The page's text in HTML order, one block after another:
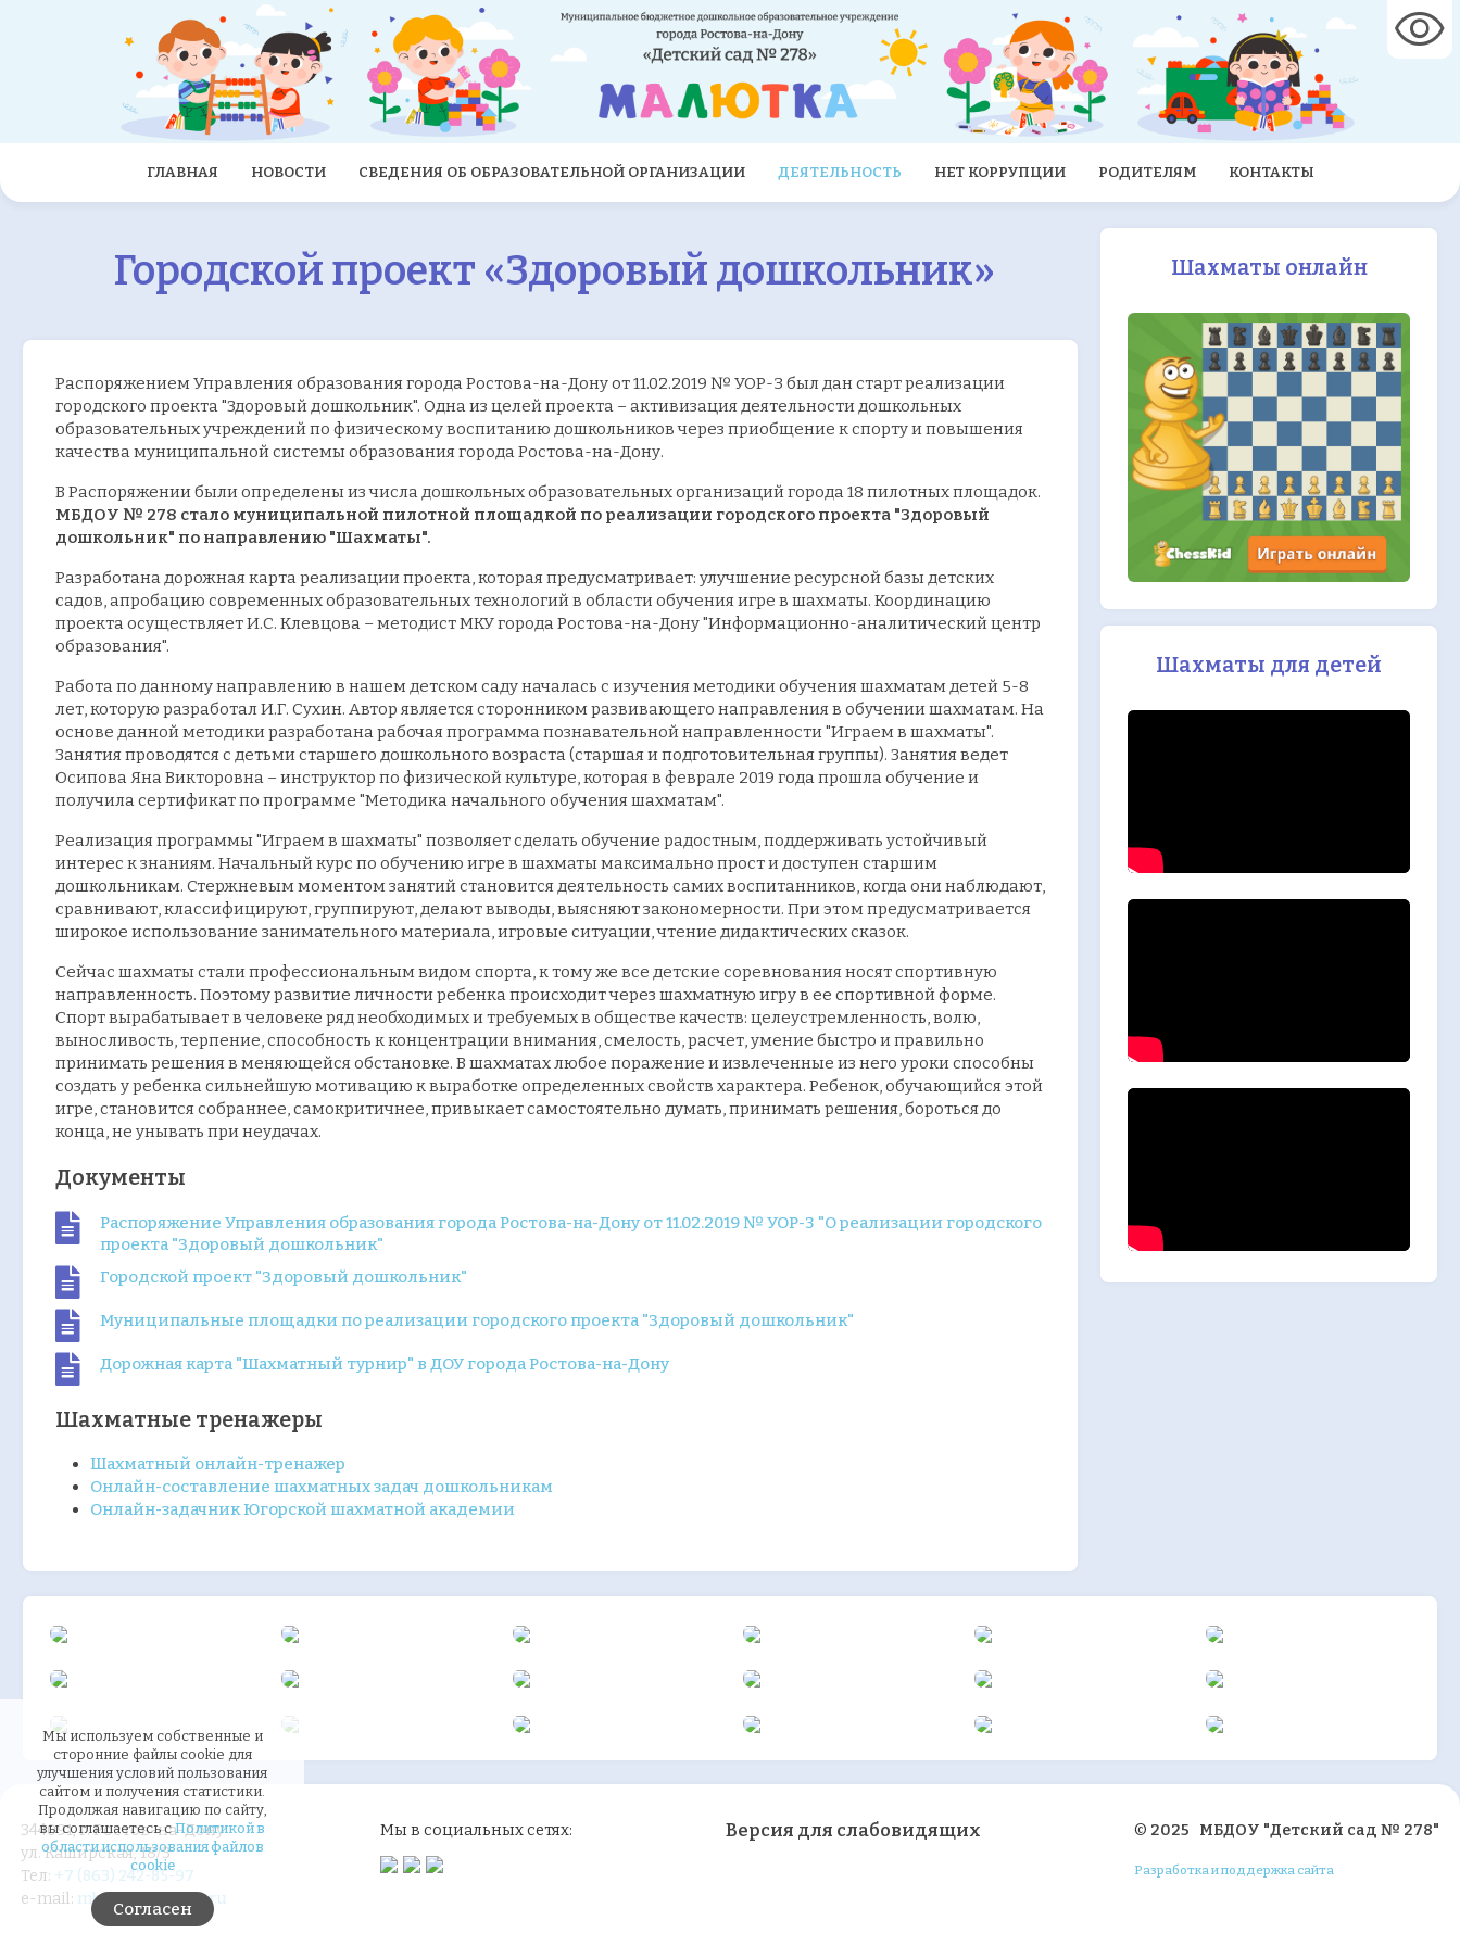
ГЛАВНАЯ НОВОСТИ СВЕДЕНИЯ ОБ ОБРАЗОВАТЕЛЬНОЙ ОРГАНИЗАЦИИ ДЕЯТЕЛЬНОСТЬ НЕТ КОРРУПЦИИ РОДИТЕЛЯМ КОНТАКТЫ
Городской проект «Здоровый дошкольник»
Распоряжением Управления образования города Ростова-на-Дону от 11.02.2019 № УОР-3 был дан старт реализации
городского проекта "Здоровый дошкольник". Одна из целей проекта – активизация деятельности дошкольных
образовательных учреждений по физическому воспитанию дошкольников через приобщение к спорту и повышения
качества муниципальной системы образования города Ростова-на-Дону.
В Распоряжении были определены из числа дошкольных образовательных организаций города 18 пилотных площадок.
МБДОУ № 278 стало муниципальной пилотной площадкой по реализации городского проекта "Здоровый
дошкольник" по направлению "Шахматы".
Разработана дорожная карта реализации проекта, которая предусматривает: улучшение ресурсной базы детских
садов, апробацию современных образовательных технологий в области обучения игре в шахматы. Координацию
проекта осуществляет И.С. Клевцова – методист МКУ города Ростова-на-Дону "Информационно-аналитический центр
образования".
Работа по данному направлению в нашем детском саду началась с изучения методики обучения шахматам детей 5-8
лет, которую разработал И.Г. Сухин. Автор является сторонником развивающего направления в обучении шахматам. На
основе данной методики разработана рабочая программа познавательной направленности "Играем в шахматы".
Занятия проводятся с детьми старшего дошкольного возраста (старшая и подготовительная группы). Занятия ведет
Осипова Яна Викторовна – инструктор по физической культуре, которая в феврале 2019 года прошла обучение и
получила сертификат по программе "Методика начального обучения шахматам".
Реализация программы "Играем в шахматы" позволяет сделать обучение радостным, поддерживать устойчивый
интерес к знаниям. Начальный курс по обучению игре в шахматы максимально прост и доступен старшим
дошкольникам. Стержневым моментом занятий становится деятельность самих воспитанников, когда они наблюдают,
сравнивают, классифицируют, группируют, делают выводы, выясняют закономерности. При этом предусматривается
широкое использование занимательного материала, игровые ситуации, чтение дидактических сказок.
Сейчас шахматы стали профессиональным видом спорта, к тому же все детские соревнования носят спортивную
направленность. Поэтому развитие личности ребенка происходит через шахматную игру в ее спортивной форме.
Спорт вырабатывает в человеке ряд необходимых и требуемых в обществе качеств: целеустремленность, волю,
выносливость, терпение, способность к концентрации внимания, смелость, расчет, умение быстро и правильно
принимать решения в меняющейся обстановке. В шахматах любое поражение и извлеченные из него уроки способны
создать у ребенка сильнейшую мотивацию к выработке определенных свойств характера. Ребенок, обучающийся этой
игре, становится собраннее, самокритичнее, привыкает самостоятельно думать, принимать решения, бороться до
конца, не унывать при неудачах.
Документы
Распоряжение Управления образования города Ростова-на-Дону от 11.02.2019 № УОР-3 "О реализации городского
проекта "Здоровый дошкольник"
Городской проект "Здоровый дошкольник"
Муниципальные площадки по реализации городского проекта "Здоровый дошкольник"
Дорожная карта "Шахматный турнир" в ДОУ города Ростова-на-Дону
Шахматные тренажеры
Шахматный онлайн-тренажер
Онлайн-составление шахматных задач дошкольникам
Онлайн-задачник Югорской шахматной академии
Шахматы онлайн
Шахматы для детей
Мы используем собственные и
сторонние файлы cookie для
улучшения условий пользования
сайтом и получения статистики.
Продолжая навигацию по сайту,
вы соглашаетесь сПолитикой в
области использования файлов
cookie
Согласен
344091, г. Ростов-на-Дону
ул. Каширская, 18/3
Тел: +7 (863) 242-85-97
e-mail: mbdou278@mail.ru
Мы в социальных сетях: Версия для слабовидящих © 2025 МБДОУ "Детский сад № 278"
Разработка и поддержка сайта
visibility